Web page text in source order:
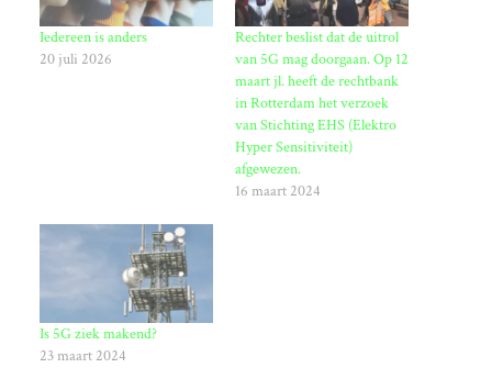
Iedereen is anders
20 juli 2026
Rechter beslist dat de uitrol
van 5G mag doorgaan. Op 12
maart jl. heeft de rechtbank
in Rotterdam het verzoek
van Stichting EHS (Elektro
Hyper Sensitiviteit)
afgewezen.
16 maart 2024
Is 5G ziek makend?
23 maart 2024